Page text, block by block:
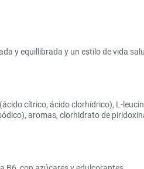
y equillibrada y un estilo de vida
cítrico, ácido clorhídrico), L-
aromas, clorhidrato de